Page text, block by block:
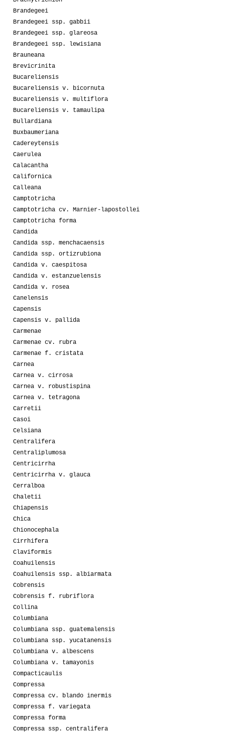
Brandegeei
Brandegeei ssp. gabbii
Brandegeei ssp. glareosa
Brandegeei ssp. lewisiana
Brauneana
Brevicrinita
Bucareliensis
Bucareliensis v. bicornuta
Bucareliensis v. multiflora
Bucareliensis v. tamaulipa
Bullardiana
Buxbaumeriana
Cadereytensis
Caerulea
Calacantha
Californica
Calleana
Camptotricha
Camptotricha cv. Marnier-lapostollei
Camptotricha forma
Candida
Candida ssp. menchacaensis
Candida ssp. ortizrubiona
Candida v. caespitosa
Candida v. estanzuelensis
Candida v. rosea
Canelensis
Capensis
Capensis v. pallida
Carmenae
Carmenae cv. rubra
Carmenae f. cristata
Carnea
Carnea v. cirrosa
Carnea v. robustispina
Carnea v. tetragona
Carretii
Casoi
Celsiana
Centralifera
Centraliplumosa
Centricirrha
Centricirrha v. glauca
Cerralboa
Chaletii
Chiapensis
Chica
Chionocephala
Cirrhifera
Claviformis
Coahuilensis
Coahuilensis ssp. albiarmata
Cobrensis
Cobrensis f. rubriflora
Collina
Columbiana
Columbiana ssp. guatemalensis
Columbiana ssp. yucatanensis
Columbiana v. albescens
Columbiana v. tamayonis
Compacticaulis
Compressa
Compressa cv. blando inermis
Compressa f. variegata
Compressa forma
Compressa ssp. centralifera